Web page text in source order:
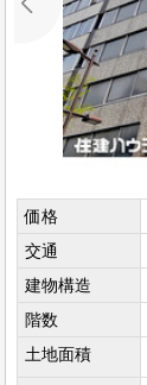
価格
交通
建物構造
階数
土地面積